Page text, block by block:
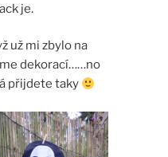
je.
už mi zbylo na
dekorací……no
přijdete taky